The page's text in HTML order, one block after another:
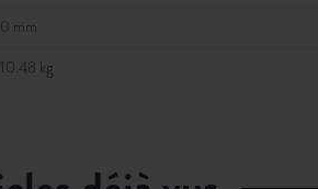
0 mm
10.48 kg